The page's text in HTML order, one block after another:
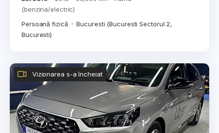
(benzina/electric)
Persoană fizică
Bucuresti (Bucuresti Sectorul 2,
Bucuresti)
Vizionarea s-a încheiat